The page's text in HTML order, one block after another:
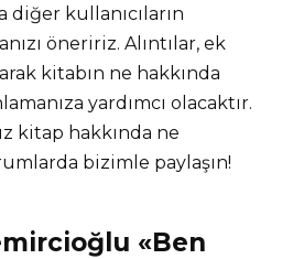
diğer kullanıcıların
öneririz. Alıntılar, ek
kitabın ne hakkında
yardımcı olacaktır.
kitap hakkında ne
bizimle paylaşın!
«Ben